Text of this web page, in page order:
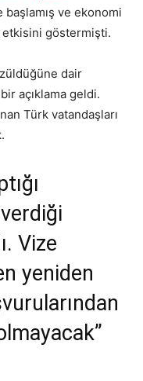
başlamış ve ekonomi
göstermişti.
dair
açıklama geldi.
Türk vatandaşları
Vize
yeniden